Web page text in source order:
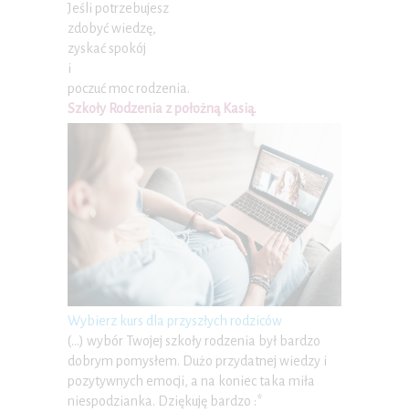
Jeśli potrzebujesz
zdobyć wiedzę,
zyskać spokój
i
poczuć moc rodzenia.
Szkoły Rodzenia z położną Kasią.
Wybierz kurs dla przyszłych rodziców
(…) wybór Twojej szkoły rodzenia był bardzo
dobrym pomysłem. Dużo przydatnej wiedzy i
pozytywnych emocji, a na koniec taka miła
niespodzianka. Dziękuję bardzo :*